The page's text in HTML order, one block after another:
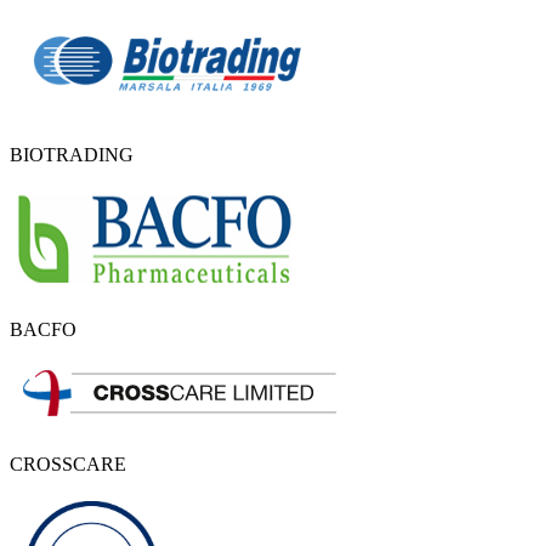
BIOTRADING
BACFO
CROSSCARE